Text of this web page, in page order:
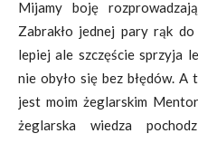
Mijamy boję
Zabrakło jednej pary rąk
lepiej ale szczęście sprzyja
nie obyło się bez błędów.
jest moim żeglarskim
żeglarska wiedza